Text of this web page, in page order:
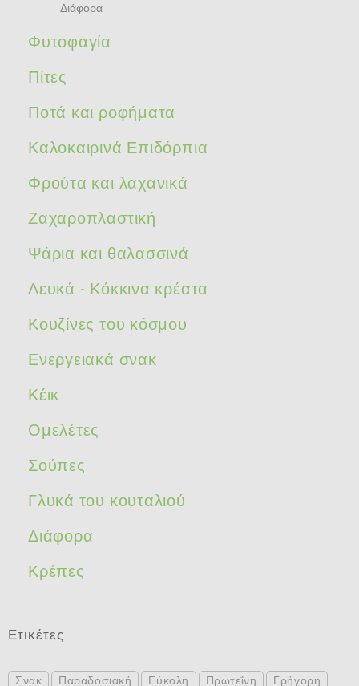
Διάφορα
Φυτοφαγία
Πίτες
Ποτά και ροφήματα
Καλοκαιρινά Επιδόρπια
Φρούτα και λαχανικά
Ζαχαροπλαστική
Ψάρια και θαλασσινά
Λευκά - Κόκκινα κρέατα
Κουζίνες του κόσμου
Ενεργειακά σνακ
Κέικ
Ομελέτες
Σούπες
Γλυκά του κουταλιού
Διάφορα
Κρέπες
Ετικέτες
Σνακ Παραδοσιακή Εύκολη Πρωτεΐνη
Γρήγορη